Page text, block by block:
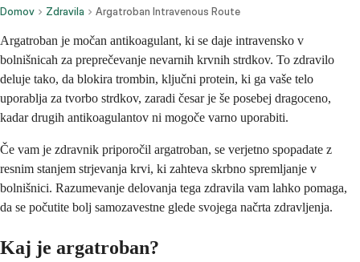
Domov Zdravila Argatroban Intravenous Route
Argatroban je močan antikoagulant, ki se daje intravensko v
bolnišnicah za preprečevanje nevarnih krvnih strdkov. To zdravilo
deluje tako, da blokira trombin, ključni protein, ki ga vaše telo
uporablja za tvorbo strdkov, zaradi česar je še posebej dragoceno,
kadar drugih antikoagulantov ni mogoče varno uporabiti.
Če vam je zdravnik priporočil argatroban, se verjetno spopadate z
resnim stanjem strjevanja krvi, ki zahteva skrbno spremljanje v
bolnišnici. Razumevanje delovanja tega zdravila vam lahko pomaga,
da se počutite bolj samozavestne glede svojega načrta zdravljenja.
Kaj je argatroban?